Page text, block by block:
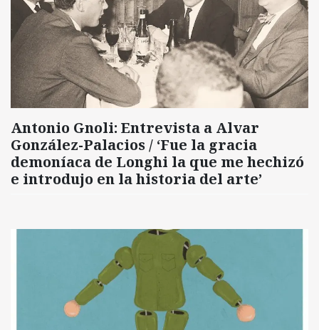
Antonio Gnoli: Entrevista a Alvar
González-Palacios / ‘Fue la gracia
demoníaca de Longhi la que me hechizó
e introdujo en la historia del arte’